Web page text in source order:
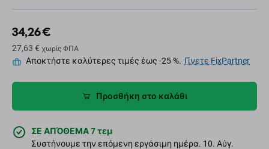
34,26 €
27,63 € χωρίς ΦΠΑ
Αποκτήστε καλύτερες τιμές έως -25 %. Γίνετε FixPartner
Προσθήκη στο καλάθι
ΣΕ ΑΠΌΘΕΜΑ 7 τεμ
Συστήνουμε την επόμενη εργάσιμη ημέρα. 10. Αύγ.